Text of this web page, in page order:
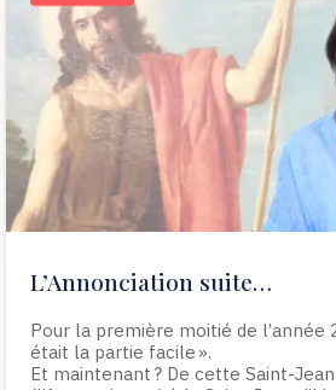
L’Annonciation suite…
Pour la première moitié de l’année
était la partie facile ».
Et maintenant ? De cette Saint-Jean